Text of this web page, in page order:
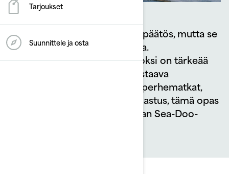
Tarjoukset
Suunnittele ja osta
Vesijetti
hankinta on jännittävä päätös, mutta se
edellyttää huolellista harkintaa.
Mallivalikoiman laajuuden vuoksi on tärkeää
valita juuri sinun tarpeitasi vastaava
vesiskootteri. Olipa kyseessä perhematkat,
vesiurheiluharrastukset tai kalastus, tämä opas
auttaa sinua valitsemaan oikean Sea-Doo-